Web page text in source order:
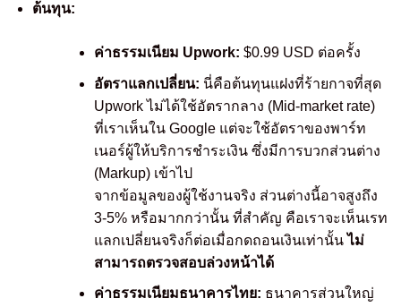
ต้นทุน:
ค่าธรรมเนียม Upwork: $0.99 USD ต่อครั้ง
อัตราแลกเปลี่ยน: นี่คือต้นทุนแฝงที่ร้ายกาจที่สุด
Upwork ไม่ได้ใช้อัตรากลาง (Mid-market rate)
ที่เราเห็นใน Google แต่จะใช้อัตราของพาร์ท
เนอร์ผู้ให้บริการชำระเงิน ซึ่งมีการบวกส่วนต่าง
(Markup) เข้าไป
จากข้อมูลของผู้ใช้งานจริง ส่วนต่างนี้อาจสูงถึง
3-5% หรือมากกว่านั้น ที่สำคัญ คือเราจะเห็นเรท
แลกเปลี่ยนจริงก็ต่อเมื่อกดถอนเงินเท่านั้นไม่
สามารถตรวจสอบล่วงหน้าได้
ค่าธรรมเนียมธนาคารไทย: ธนาคารส่วนใหญ่